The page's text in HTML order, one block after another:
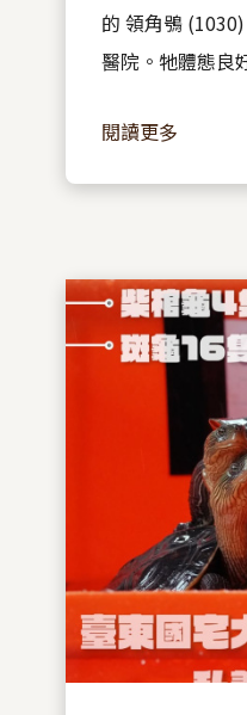
的 領角鴞
醫院。牠體態良
跡。原來牠誤中
閱讀更多